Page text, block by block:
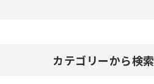
カテゴリーから検索